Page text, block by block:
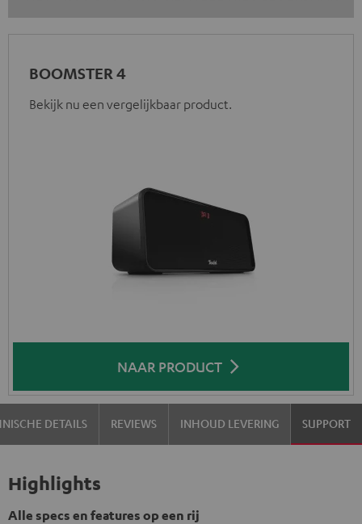
BOOMSTER 4
Bekijk nu een vergelijkbaar product.
NAAR PRODUCT
DETAILS REVIEWS INHOUD LEVERING SUPPORT
Highlights
Alle specs en features op een rij